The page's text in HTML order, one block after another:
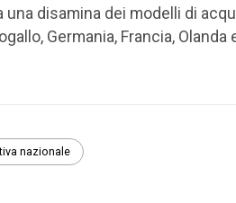
una disamina dei modelli di
Germania, Francia, Olanda
nazionale